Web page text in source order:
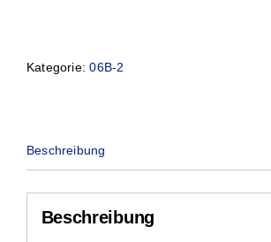
Kategorie:06B-2
Beschreibung
Beschreibung